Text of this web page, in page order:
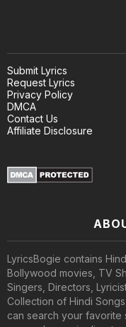
Submit Lyrics
Request Lyrics
Privacy Policy
DMCA
Contact Us
Affiliate Disclosure
LyricsBogie contains
Bollywood movies, TV
Singers, Directors,
Collection of Hindi Songs
can search your favorite